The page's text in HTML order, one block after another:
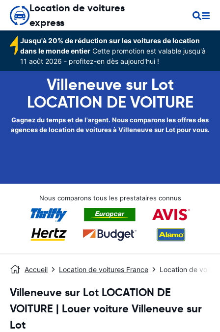
Location de voitures
express
Jusqu'à 20% de réduction sur les voitures de location
dans le monde entier Cette promotion est valable jusqu'à
11 août 2026 - profitez-en dès aujourd'hui !
Villeneuve sur Lot
LOCATION DE VOITURE
Gagnez du temps et de l'argent. Nous comparons les offres des
agences de location de voitures à Villeneuve sur Lot pour vous.
Nous comparons tous les prestataires connus
Accueil Location de voitures France Location de
Villeneuve sur Lot LOCATION DE
VOITURE | Louer voiture Villeneuve sur
Lot